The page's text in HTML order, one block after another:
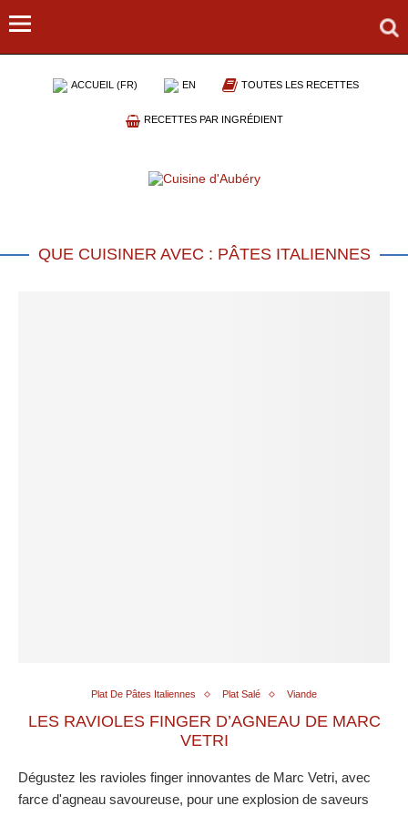
ACCUEIL (FR) EN TOUTES LES RECETTES
RECETTES PAR INGRÉDIENT
QUE CUISINER AVEC : PÂTES ITALIENNES
Plat De Pâtes Italiennes Plat Salé Viande
LES RAVIOLES FINGER D’AGNEAU DE MARC
VETRI
Dégustez les ravioles finger innovantes de Marc Vetri, avec
farce d'agneau savoureuse, pour une explosion de saveurs